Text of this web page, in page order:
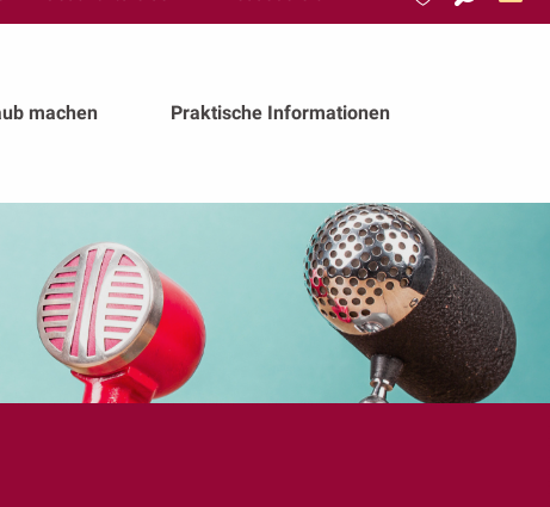
Suche
machen Praktische Informationen